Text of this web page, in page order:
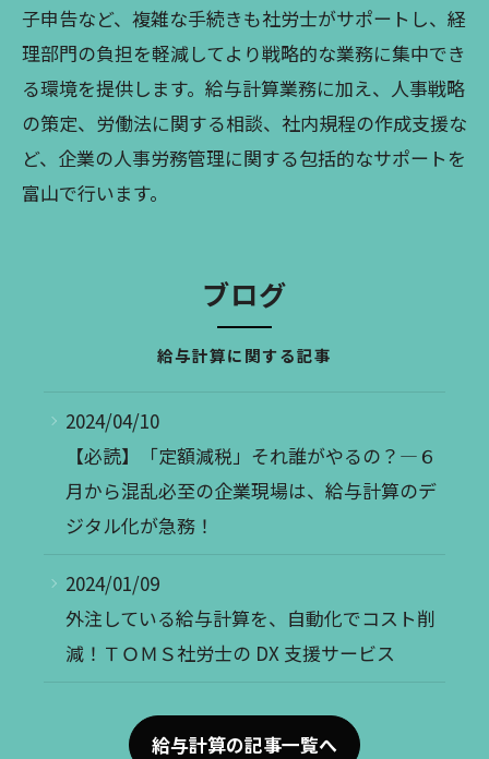
子申告など、複雑な手続きも社労士がサポートし、経
理部門の負担を軽減してより戦略的な業務に集中でき
る環境を提供します。給与計算業務に加え、人事戦略
の策定、労働法に関する相談、社内規程の作成支援な
ど、企業の人事労務管理に関する包括的なサポートを
富山で行います。
ブログ
給与計算に関する記事
2024/04/10
【必読】「定額減税」それ誰がやるの？―６
月から混乱必至の企業現場は、給与計算のデ
ジタル化が急務！
2024/01/09
外注している給与計算を、自動化でコスト削
減！ＴＯＭＳ社労士の DX 支援サービス
給与計算の記事一覧へ